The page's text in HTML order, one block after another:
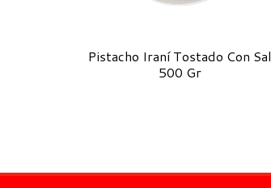
Pistacho Iraní Tostado Con Sal
500 Gr